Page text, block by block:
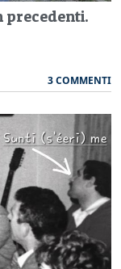
precedenti.
3 COMMENTI